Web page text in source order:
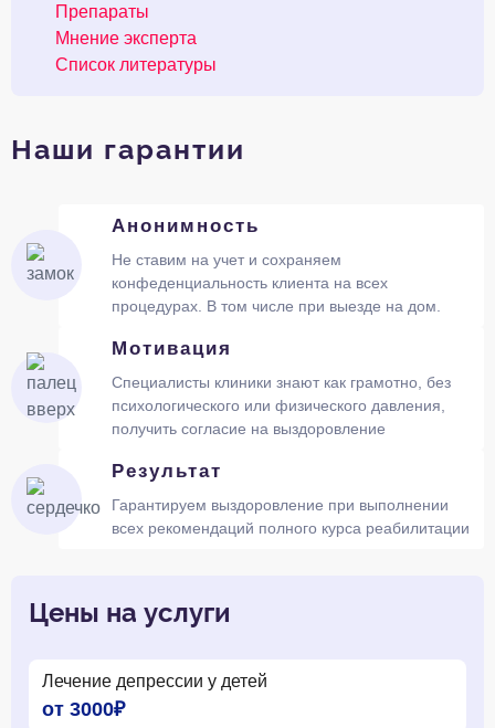
Препараты
Мнение эксперта
Список литературы
Наши гарантии
Анонимность
Не ставим на учет и сохраняем
конфеденциальность клиента на всех
процедурах. В том числе при выезде на дом.
Мотивация
Специалисты клиники знают как грамотно, без
психологического или физического давления,
получить согласие на выздоровление
Результат
Гарантируем выздоровление при выполнении
всех рекомендаций полного курса реабилитации
Цены на услуги
Лечение депрессии у детей
от 3000₽